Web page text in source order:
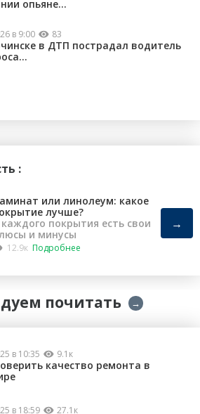
опьяне...
в 9:00 83
в ДТП пострадал водитель
:
или линолеум: какое
лучше?
покрытия есть свои
и минусы
12.9к Подробнее
→
почитать →
в 10:35 9.1к
качество ремонта в
в 18:59 27.1к